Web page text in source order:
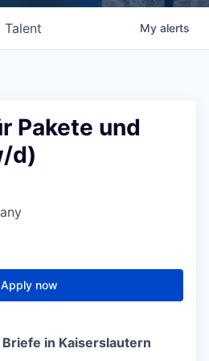
Talent My alerts
Pakete und
d)
Apply now
in Kaiserslautern